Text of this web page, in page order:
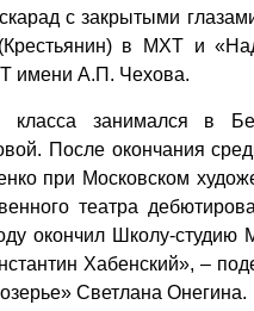
с закрытыми
в МХТ и
имени А.П. Чехова.
занимался в
После окончания
при Московском
театра
окончил Школу-
Хабенский», –
Светлана Онегина.